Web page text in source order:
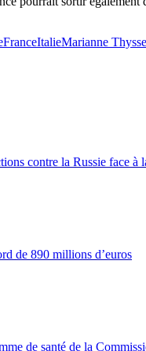
FranceItalieMarianne
contre la Russie face à
de 890 millions d’euros
de santé de la